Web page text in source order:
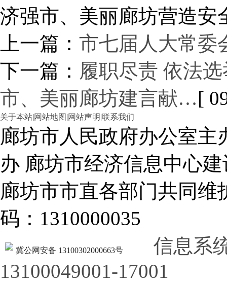
济强市、美丽廊坊营造安
上一篇： 市七届人大常委
下一篇： 履职尽责 依法
市、美丽廊坊建言献…[
关于本站|网站地图 |网站声明|联系我们
廊坊市人民政府办公室
办 廊坊市经济信息中心建
廊坊市市直各部门共同
码：1310000035
冀公网安备 13100302000663号
信息系
13100049001-17001